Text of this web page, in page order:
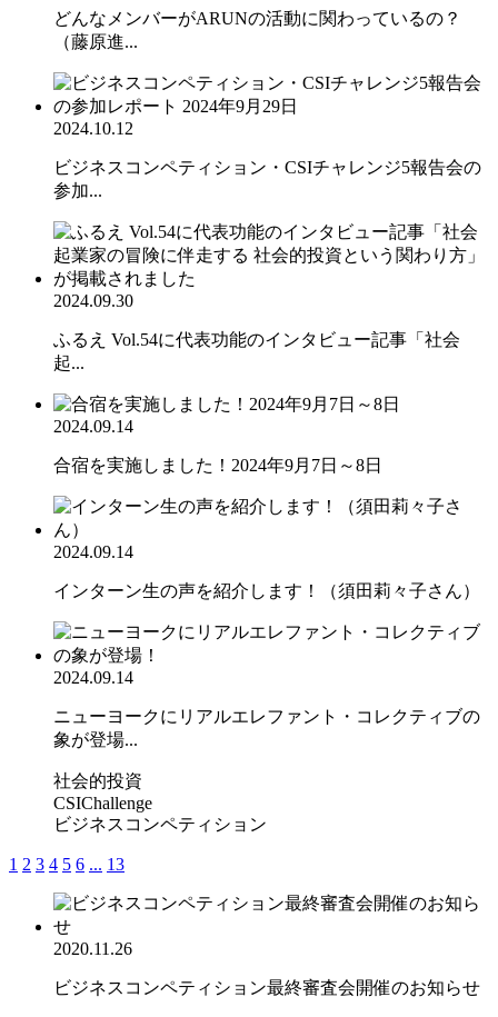
どんなメンバーがARUNの活動に関わっているの？
（藤原進...
2024.10.12
ビジネスコンペティション・CSIチャレンジ5報告会の
参加...
2024.09.30
ふるえ Vol.54に代表功能のインタビュー記事「社会
起...
2024.09.14
合宿を実施しました！2024年9月7日～8日
2024.09.14
インターン生の声を紹介します！（須田莉々子さん）
2024.09.14
ニューヨークにリアルエレファント・コレクティブの
象が登場...
社会的投資
CSIChallenge
ビジネスコンペティション
1 2 3 4 5 6 ... 13
2020.11.26
ビジネスコンペティション最終審査会開催のお知らせ